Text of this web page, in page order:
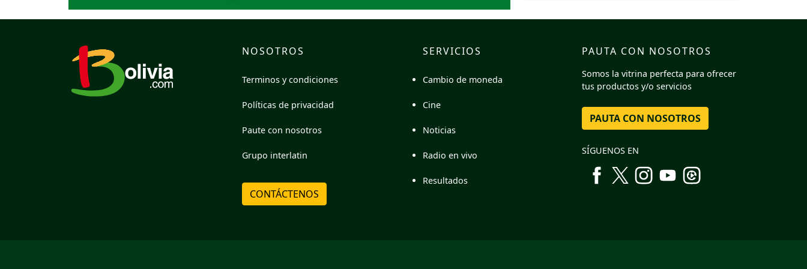
NOSOTROS
Terminos y condiciones
Políticas de privacidad
Paute con nosotros
Grupo interlatin
CONTÁCTENOS
SERVICIOS
Cambio de moneda
Cine
Noticias
Radio en vivo
Resultados
PAUTA CON NOSOTROS
Somos la vitrina perfecta para ofrecer
tus productos y/o servicios
PAUTA CON NOSOTROS
SÍGUENOS EN